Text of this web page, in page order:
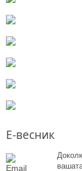
Е-весник
Email
искористување на